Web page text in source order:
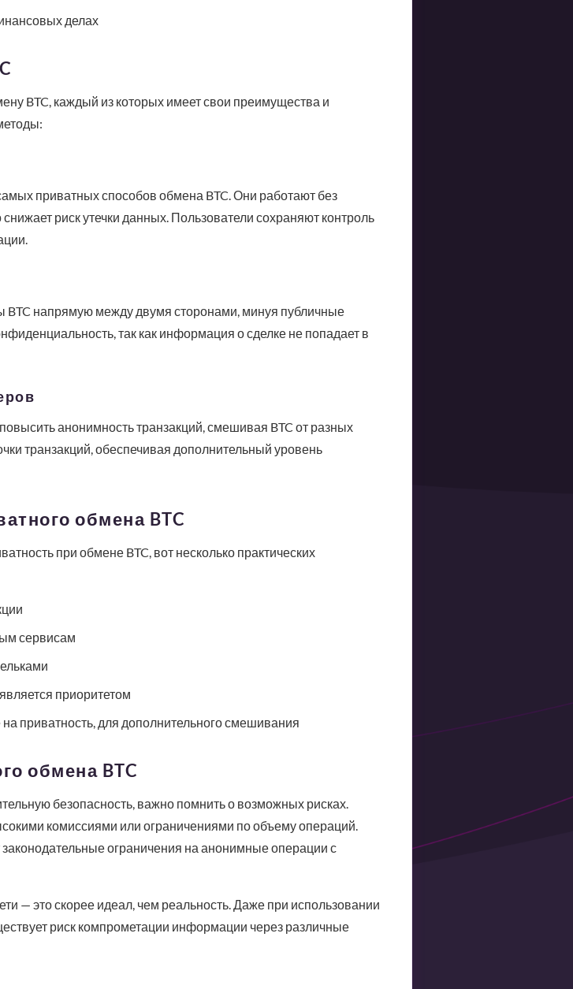
делах
BTC, каждый из которых имеет свои преимущества и
приватных способов обмена BTC. Они работают без
риск утечки данных. Пользователи сохраняют контроль
BTC напрямую между двумя сторонами, минуя публичные
так как информация о сделке не попадает в
анонимность транзакций, смешивая BTC от разных
транзакций, обеспечивая дополнительный уровень
обмена BTC
при обмене BTC, вот несколько практических
сервисам
приоритетом
приватность, для дополнительного смешивания
обмена BTC
безопасность, важно помнить о возможных рисках.
комиссиями или ограничениями по объему операций.
ограничения на анонимные операции с
— это скорее идеал, чем реальность. Даже при использовании
риск компрометации информации через различные